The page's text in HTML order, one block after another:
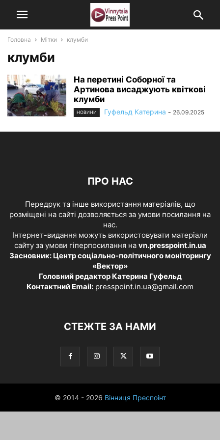
Головна Мітки клумби
клумби
На перетині Соборної та
Артинова висаджують квіткові
клумби
НОВИНИ Гуфельд Катерина - 26.09.2025
ПРО НАС
Передрук та інше використання матеріалів, що
розміщені на сайті дозволяється за умови посилання на
нас.
Інтернет-видання можуть використовувати матеріали
сайту за умови гіперпосилання на vn.presspoint.in.ua
Засновник: Центр соціально-політичного моніторингу
«Вектор»
Головний редактор Катерина Гуфельд
Контактний Email: presspoint.in.ua@gmail.com
СТЕЖТЕ ЗА НАМИ
© 2014 - 2026 Вінниця Преспоінт